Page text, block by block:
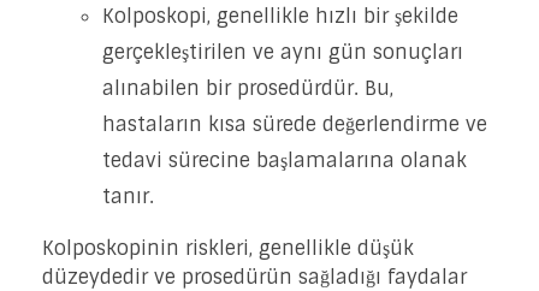
Kolposkopi, genellikle hızlı bir şekilde
gerçekleştirilen ve aynı gün sonuçları
alınabilen bir prosedürdür. Bu,
hastaların kısa sürede değerlendirme ve
tedavi sürecine başlamalarına olanak
tanır.
Kolposkopinin riskleri, genellikle düşük
düzeydedir ve prosedürün sağladığı faydalar